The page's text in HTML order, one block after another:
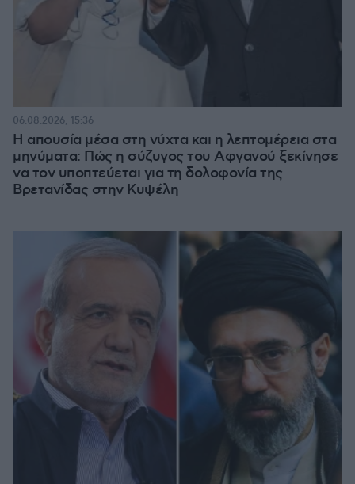
Η απουσία μέσα στη νύχτα και η λεπτομέρεια στα
μηνύματα: Πώς η σύζυγος του Αφγανού ξεκίνησε
να τον υποπτεύεται για τη δολοφονία της
Βρετανίδας στην Κυψέλη
06.08.2026, 15:36